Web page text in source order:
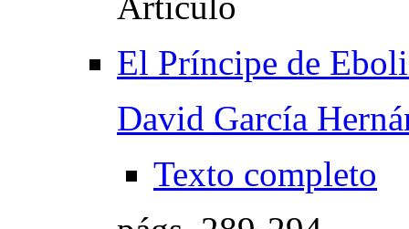
El Príncipe de
David García
Texto completo